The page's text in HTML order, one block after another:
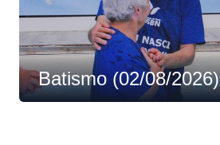
Batismo (02/08/2026)